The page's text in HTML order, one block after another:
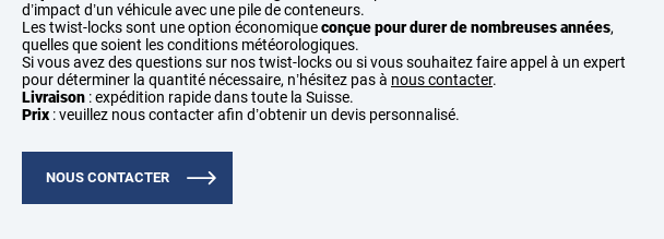
d’impact d’un véhicule avec une pile de conteneurs.
Les twist-locks sont une option économiqueconçue pour durer de nombreuses années,
quelles que soient les conditions météorologiques.
Si vous avez des questions sur nos twist-locks ou si vous souhaitez faire appel à un expert
pour déterminer la quantité nécessaire, n’hésitez pas à nous contacter.
Livraison : expédition rapide dans toute la Suisse.
Prix : veuillez nous contacter afin d’obtenir un devis personnalisé.
NOUS CONTACTER